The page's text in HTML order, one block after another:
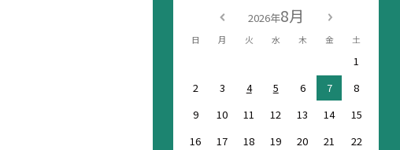
2026年8月
日 月 火 水 木 金 土
1
2
3 4 5 6 7
8
9
10 11 12 13 14
15
16
17 18 19 20 21
22